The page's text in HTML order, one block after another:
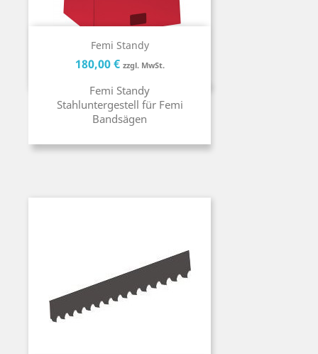
Femi Standy
Preis
180,00 € zzgl. MwSt.Preis
Femi Standy
Stahluntergestell für Femi
Bandsägen